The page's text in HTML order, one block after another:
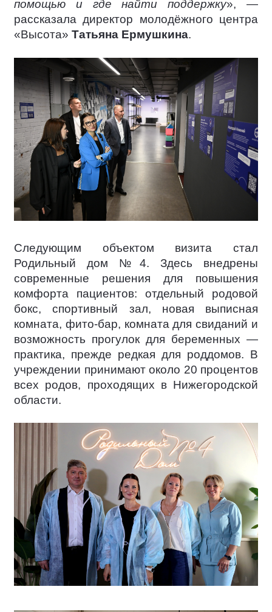
помощью и где найти поддержку», —
рассказала директор молодёжного центра
«Высота» Татьяна Ермушкина.
Следующим объектом визита стал
Родильный дом №4. Здесь внедрены
современные решения для повышения
комфорта пациентов: отдельный родовой
бокс, спортивный зал, новая выписная
комната, фито-бар, комната для свиданий и
возможность прогулок для беременных —
практика, прежде редкая для роддомов. В
учреждении принимают около 20 процентов
всех родов, проходящих в Нижегородской
области.